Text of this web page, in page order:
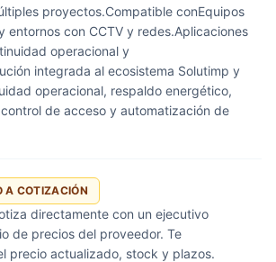
proyectos.Compatible conEquipos
entornos con CCTV y redes.Aplicaciones
operacional y
integrada al ecosistema Solutimp y
operacional, respaldo energético,
de acceso y automatización de
A COTIZACIÓN
directamente con un ejecutivo
de precios del proveedor. Te
precio actualizado, stock y plazos.